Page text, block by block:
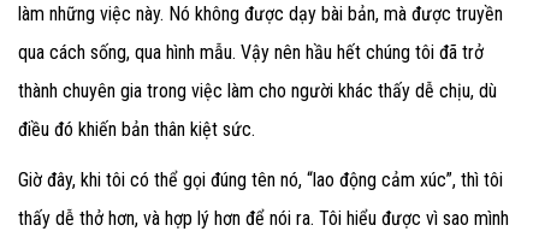
làm những việc này. Nó không được dạy bài bản, mà được truyền
qua cách sống, qua hình mẫu. Vậy nên hầu hết chúng tôi đã trở
thành chuyên gia trong việc làm cho người khác thấy dễ chịu, dù
điều đó khiến bản thân kiệt sức.
Giờ đây, khi tôi có thể gọi đúng tên nó, “lao động cảm xúc”, thì tôi
thấy dễ thở hơn, và hợp lý hơn để nói ra. Tôi hiểu được vì sao mình